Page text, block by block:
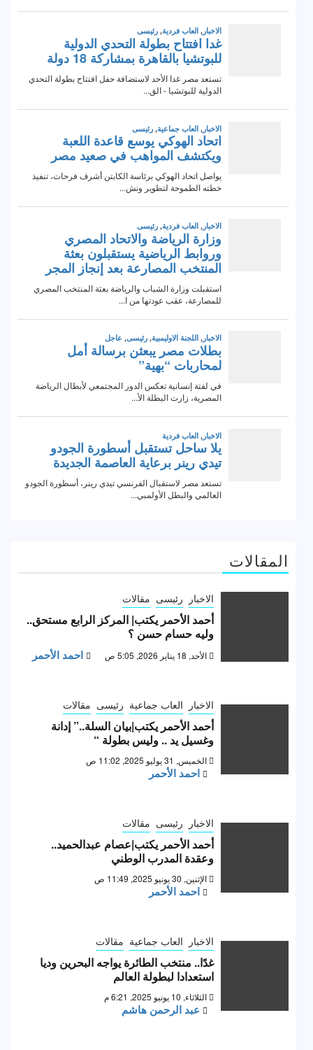
المقالات
الاخبار رئيسى مقالات
أحمد الأحمر يكتب| المركز الرابع مستحق..
وليه حسام حسن ؟
الأحد, 18 يناير 2026, 5:05 ص احمد الأحمر
الاخبار العاب جماعية رئيسى مقالات
أحمد الأحمر يكتب|بيان السلة..” إدانة
وغسيل يد .. وليس بطولة “
الخميس, 31 يوليو 2025, 11:02 ص
احمد الأحمر
الاخبار رئيسى مقالات
أحمد الأحمر يكتب|عصام عبدالحميد..
وعقدة المدرب الوطني
الإثنين, 30 يونيو 2025, 11:49 ص
احمد الأحمر
الاخبار العاب جماعية مقالات
غدًا.. منتخب الطائرة يواجه البحرين وديا
استعدادا لبطولة العالم
الثلاثاء, 10 يونيو 2025, 6:21 م
عبد الرحمن هاشم